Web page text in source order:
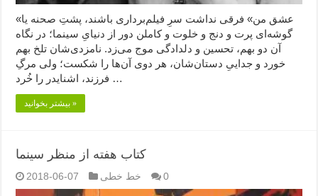
«عشق من» فرقی نداشت سرِ فیلم‌برداری باشند، پشتِ صحنه یا
گوشه‌ای پرت و دنج و خلوت و کاملن دور از دنیایِ سینما؛ در نگاه
آن دو بهم، تحسین و دلدادگی موج می‌زد. نامزدی‌شان تلخ بهم
خورد و جداییِ دستان‌شان، هر دوی آن‌ها را شکست؛ ولی مرگِ
فرزند، اشنایدر را خُرد …
بیشتر بخوانید »
کتاب هفته از منظر سینما
2018-06-07 خط خطی 0